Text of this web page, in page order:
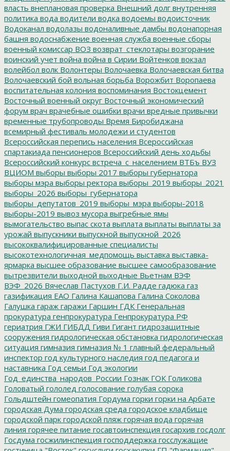
власть внеплановая проверка Внешний долг внутренняя
политика вода водители водка водоемы водоисточник
Водоканал водолазы водоналивные дамбы водонапорная
башня водоснабжение военная служба военные сборы
военный комиссар ВОЗ возврат_стеклотары возгорание
воинский учет война война в Сирии Войтенков вокзал
волейбол волк Волонтеры Волочаевка Волочаевская битва
Волочаевский бой вольная борьба Ворожбит Воропаева
воспитательная колония воспоминания Востокцемент
Восточный военный округ Восточный экономический
форум врач врачебные ошибки врачи вредные привычки
временные трубопроводы Время Биробиджана
всемирный фестиваль молодежи и студентов
Всероссийская перепись населения Всероссийская
спартакиада пенсионеров Всероссийский день ходьбы
Всероссийский конкурс встреча_с_населением ВТБъ ВУЗ
ВЦИОМ выборы выборы 2017 выборы губернатора
выборы мэра выборы ректора выборы_2019 выборы_2021
выборы_2026 выборы_губернатора
выборы_депутатов_2019 выборы_мэра выборы-2018
выборы-2019 вывоз мусора выгребные ямы
вымогательство выпас скота выплата выплаты выплаты за
урожай выпускники выпускной выпускной_2026
высококвалифицированные специалисты
высокотехнологичная_медпомощь выставка выставка-
ярмарка высшее образование высшее самообразование
вытрезвители выходной выходные Вьетнам ВЭФ
ВЭФ_2026 Вячеслав Пастухов Г.И. Радде гадюка газ
газификация ЕАО Галина Кашапова Галина Соколова
Галушка гараж гаражи Гаршин ГДК Генеральная
прокуратура генпрокуратура Генпрокуратура РФ
гериатрия ГЖИ ГИБДД Гиви Гигант гидрозащитные
сооружения гидрологическая обстановка гидрологическая
ситуация гимназия гимназия № 1 главный федеральный
инспектор год культурного наследия год педагога и
наставника Год семьи Год экологии
Год_единства_народов_России Гознак ГОК Голикова
Головатый гололед голосование голубая сорока
Гольдштейн гомеопатия Гордума горки горки на Арбате
городская Дума городская среда городское кладбище
городской парк городской пляж горячая вода горячая
линия горячее питание госавтоинспекция госархив госдолг
Госдума госжилинспекция господдержка госслужащие